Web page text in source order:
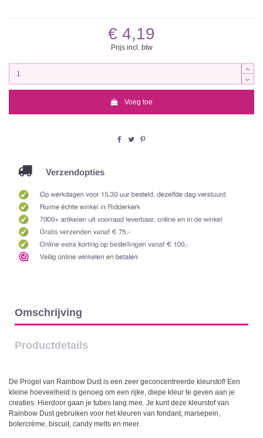
€ 4,19
Prijs incl. btw
Voeg toe
Verzendopties
Omschrijving
Productdetails
De Progel van Rainbow Dust is een zeer geconcentreerde kleurstof! Een
kleine hoeveelheid is genoeg om een rijke, diepe kleur te geven aan je
creaties. Hierdoor gaan je tubes lang mee. Je kunt deze kleurstof van
Rainbow Dust gebruiken voor het kleuren van fondant, marsepein,
botercrème, biscuit, candy melts en meer.